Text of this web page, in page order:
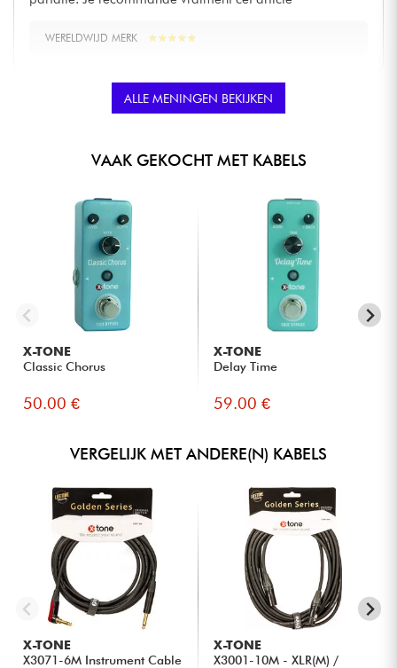
WERELDWIJD MERK ★★★★★
★★★★★
ALLE MENINGEN BEKIJKEN
VAAK GEKOCHT MET KABELS
X-TONE
Classic Chorus
50.00 €
X-TONE
Delay Time
59.00 €
VERGELIJK MET ANDERE(N) KABELS
X-TONE
X3071-6M Instrument Cable
X-TONE
X3001-10M - XLR(M) /